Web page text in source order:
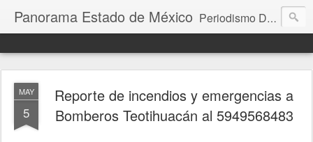
Panorama Estado de México Periodismo Digital
MAY
5
Reporte de incendios y emergencias a
Bomberos Teotihuacán al 5949568483